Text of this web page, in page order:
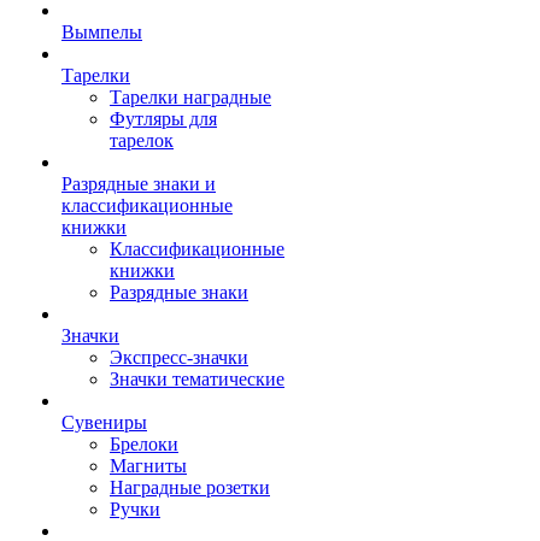
Вымпелы
Тарелки
Тарелки наградные
Футляры для
тарелок
Разрядные знаки и
классификационные
книжки
Классификационные
книжки
Разрядные знаки
Значки
Экспресс-значки
Значки тематические
Сувениры
Брелоки
Магниты
Наградные розетки
Ручки